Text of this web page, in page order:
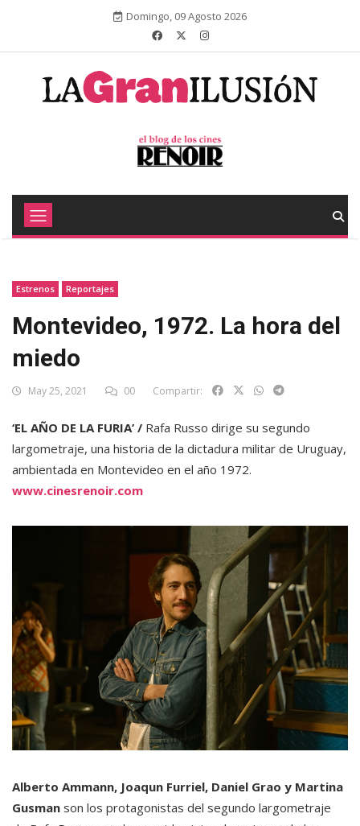
Domingo, 09 Agosto 2026
Estrenos Reportajes
Montevideo, 1972. La hora del
miedo
May 25, 2021 00 Compartir:
‘EL AÑO DE LA FURIA’ / Rafa Russo dirige su segundo
largometraje, una historia de la dictadura militar de Uruguay,
ambientada en Montevideo en el año 1972.
www.cinesrenoir.com
Alberto Ammann, Joaqun Furriel, Daniel Grao y Martina
Gusman son los protagonistas del segundo largometraje